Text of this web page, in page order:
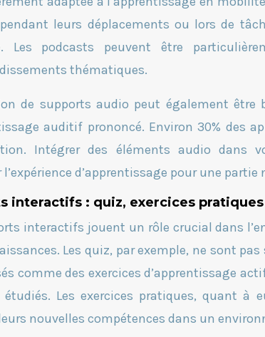
leurs déplacements ou lors de
Les podcasts peuvent être
thématiques.
de supports audio peut également
auditif prononcé. Environ 30% des
Intégrer des éléments audio dans
d’apprentissage pour une
interactifs : quiz, exercices pratiques
interactifs jouent un rôle crucial dans
Les quiz, par exemple, ne sont
comme des exercices d’apprentissage
étudiés. Les exercices pratiques, quant à
nouvelles compétences dans un